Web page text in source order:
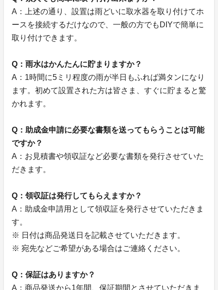
A：上述の通り、設置は雨どいに取水器を取り付けてホ
ースを接続するだけなので、一般の方でもDIYで簡単に
取り付けできます。
Q：雨水はかんたんに貯まりますか？
A：1時間に5ミリ程度の雨が半日もふれば満タンになり
ます。初めて設置された方は皆さま、すぐに貯まると驚
かれます。
Q：助成金申請に必要な書類を送ってもらうことは可能
ですか？
A：お見積書や領収証など必要な書類を発行させていた
だきます。
Q：領収証は発行してもらえますか？
A：助成金申請用として領収証を発行させていただきま
す。
※ 日付は商品発送日を記載させていただきます。
※ 宛先などご希望がある場合はご連絡ください。
Q：保証はありますか？
A：商品発送から1年間、保証期間とさせていただきま